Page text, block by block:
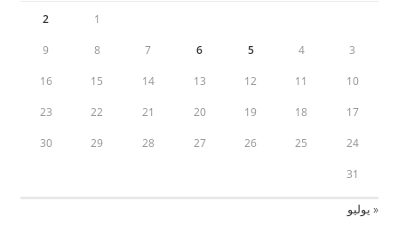
1
2
3
4
5
6
7
8
9
10
11
12
13
14
15
16
17
18
19
20
21
22
23
24
25
26
27
28
29
30
31
« يوليو